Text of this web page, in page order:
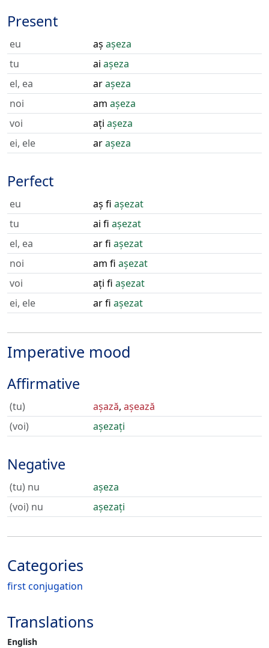
Present
eu aș așeza
tu
ai așeza
el, ea
arașeza
noi
am așeza
voi
ați așeza
ei, ele
arașeza
Perfect
eu aș fi așezat
tu
ai fi așezat
el, ea
ar fi așezat
noi
am fi așezat
voi
ați fi așezat
ei, ele
ar fi așezat
Imperative mood
Affirmative
(tu) așază, așează
(voi)
așezați
Negative
(tu) nu
așeza
(voi) nu
așezați
Categories
first conjugation
Translations
English